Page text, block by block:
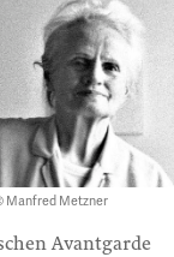
Manfred Metzner
Avantgarde